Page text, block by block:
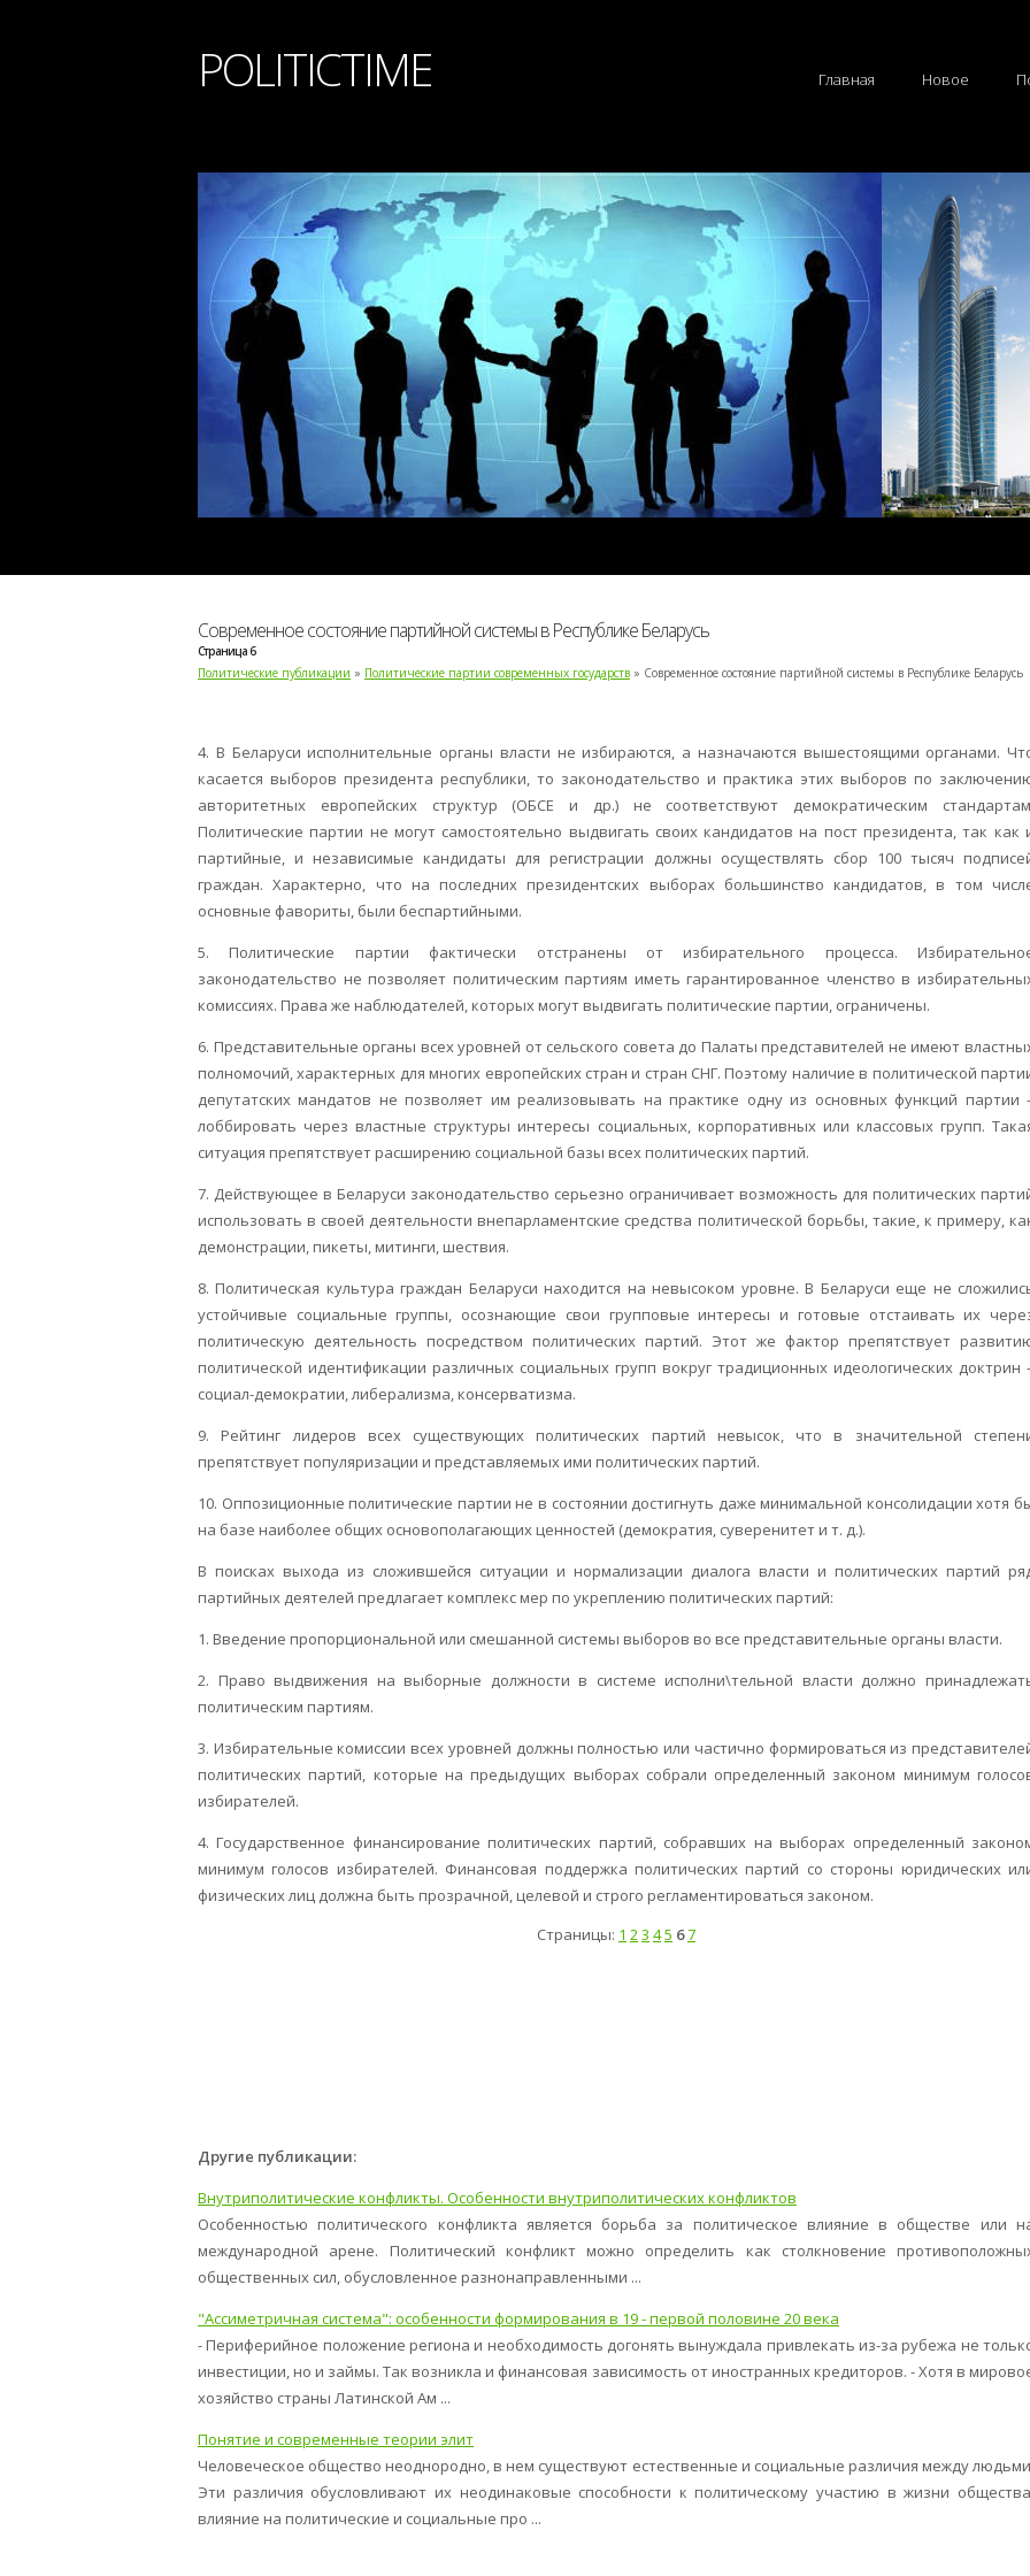
POLITICTIME Главная Новое
Современное состояние партийной системы в Республике Беларусь
Страница 6
Политические публикации » Политические партии современных государств » Современное состояние партийной системы в Республике Беларусь
4. В Беларуси исполнительные органы власти не избираются, а назначаются вышестоящими органами.
касается выборов президента республики, то законодательство и практика этих выборов по
авторитетных европейских структур (ОБСЕ и др.) не соответствуют демократическим
Политические партии не могут самостоятельно выдвигать своих кандидатов на пост президента, так как
партийные, и независимые кандидаты для регистрации должны осуществлять сбор 100 тысяч
граждан. Характерно, что на последних президентских выборах большинство кандидатов, в том
основные фавориты, были беспартийными.
5. Политические партии фактически отстранены от избирательного процесса.
законодательство не позволяет политическим партиям иметь гарантированное членство в
комиссиях. Права же наблюдателей, которых могут выдвигать политические партии, ограничены.
6. Представительные органы всех уровней от сельского совета до Палаты представителей не имеют
полномочий, характерных для многих европейских стран и стран СНГ. Поэтому наличие в политической
депутатских мандатов не позволяет им реализовывать на практике одну из основных функций партии
лоббировать через властные структуры интересы социальных, корпоративных или классовых групп.
ситуация препятствует расширению социальной базы всех политических партий.
7. Действующее в Беларуси законодательство серьезно ограничивает возможность для политических
использовать в своей деятельности внепарламентские средства политической борьбы, такие, к примеру,
демонстрации, пикеты, митинги, шествия.
8. Политическая культура граждан Беларуси находится на невысоком уровне. В Беларуси еще не
устойчивые социальные группы, осознающие свои групповые интересы и готовые отстаивать их
политическую деятельность посредством политических партий. Этот же фактор препятствует
политической идентификации различных социальных групп вокруг традиционных идеологических доктрин
социал-демократии, либерализма, консерватизма.
9. Рейтинг лидеров всех существующих политических партий невысок, что в значительной
препятствует популяризации и представляемых ими политических партий.
10. Оппозиционные политические партии не в состоянии достигнуть даже минимальной консолидации хотя
на базе наиболее общих основополагающих ценностей (демократия, суверенитет и т. д.).
В поисках выхода из сложившейся ситуации и нормализации диалога власти и политических партий
партийных деятелей предлагает комплекс мер по укреплению политических партий:
1. Введение пропорциональной или смешанной системы выборов во все представительные органы власти.
2. Право выдвижения на выборные должности в системе исполни\тельной власти должно
политическим партиям.
3. Избирательные комиссии всех уровней должны полностью или частично формироваться из
политических партий, которые на предыдущих выборах собрали определенный законом минимум
избирателей.
4. Государственное финансирование политических партий, собравших на выборах определенный
минимум голосов избирателей. Финансовая поддержка политических партий со стороны юридических
физических лиц должна быть прозрачной, целевой и строго регламентироваться законом.
Страницы: 1 23 45 67
Другие публикации:
Внутриполитические конфликты. Особенности внутриполитических конфликтов
Особенностью политического конфликта является борьба за политическое влияние в обществе или
международной арене. Политический конфликт можно определить как столкновение
общественных сил, обусловленное разнонаправленными ...
"Ассиметричная система": особенности формирования в 19 - первой половине 20 века
- Периферийное положение региона и необходимость догонять вынуждала привлекать из-за рубежа не
инвестиции, но и займы. Так возникла и финансовая зависимость от иностранных кредиторов. - Хотя в
хозяйство страны Латинской Ам ...
Понятие и современные теории элит
Человеческое общество неоднородно, в нем существуют естественные и социальные различия между
Эти различия обусловливают их неодинаковые способности к политическому участию в жизни
влияние на политические и социальные про ...